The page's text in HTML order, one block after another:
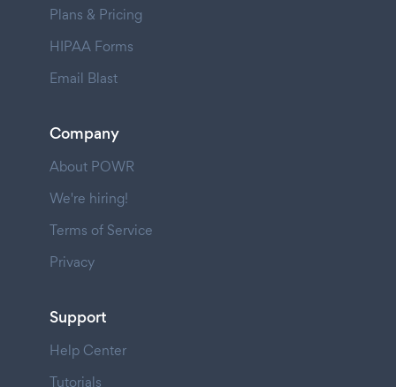
Plans & Pricing
HIPAA Forms
Email Blast
Company
About POWR
We're hiring!
Terms of Service
Privacy
Support
Help Center
Tutorials